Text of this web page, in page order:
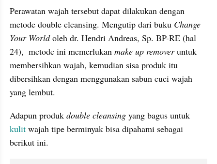
Perawatan wajah tersebut dapat dilakukan dengan
metode double cleansing. Mengutip dari buku Change
Your World oleh dr. Hendri Andreas, Sp. BP-RE (hal
24),  metode ini memerlukan make up remover untuk
membersihkan wajah, kemudian sisa produk itu
dibersihkan dengan menggunakan sabun cuci wajah
yang lembut.
Adapun produk double cleansing
kulit wajah tipe berminyak bisa dipahami sebagai
berikut ini.